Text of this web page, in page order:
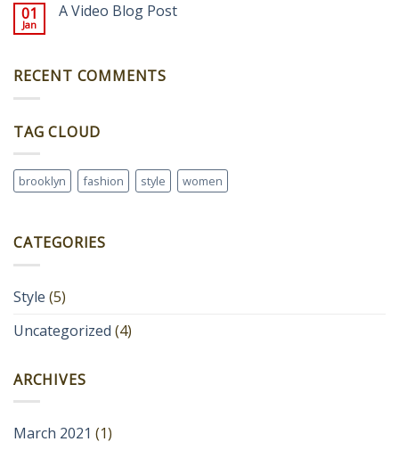
01
Jan
A Video Blog Post
RECENT COMMENTS
TAG CLOUD
brooklyn fashion style women
CATEGORIES
Style (5)
Uncategorized (4)
ARCHIVES
March 2021 (1)